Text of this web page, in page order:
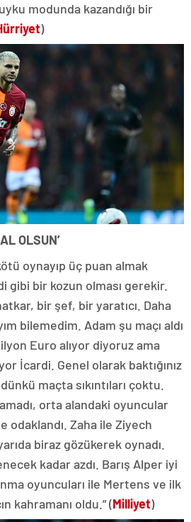
modunda kazandığı bir
)
OLSUN’
oynayıp üç puan almak
gibi bir kozun olması gerekir.
bir şef, bir yaratıcı. Daha
bilemedim. Adam şu maçı aldı
Euro alıyor diyoruz ama
İcardi. Genel olarak baktığınız
maçta sıkıntıları çoktu.
orta alandaki oyuncular
odaklandı. Zaha ile Ziyech
biraz gözükerek oynadı.
kadar azdı. Barış Alper iyi
oyuncuları ile Mertens ve ilk
kahramanı oldu.” (Milliyet)